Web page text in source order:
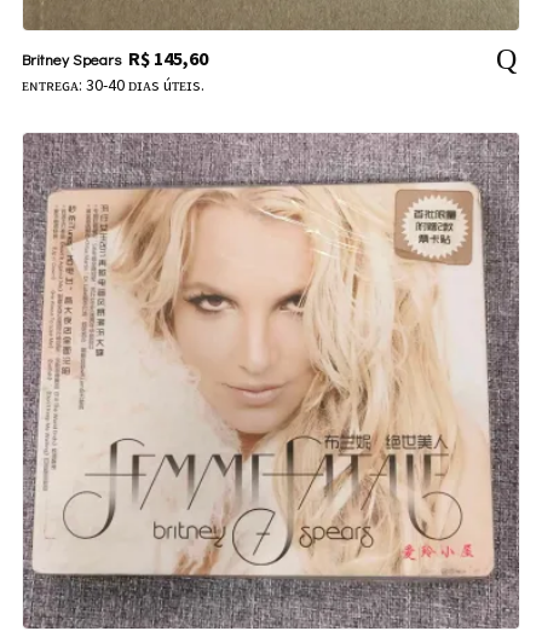
Britney Spears R$145,60
ᴇɴᴛʀᴇɢᴀ: 30-40 ᴅɪᴀs úᴛᴇɪs.